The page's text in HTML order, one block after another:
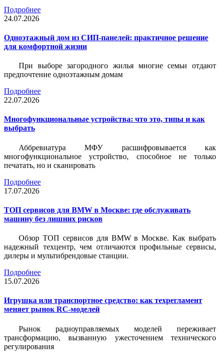
Подробнее
24.07.2026
Одноэтажный дом из СИП-панелей: практичное решение
для комфортной жизни
При выборе загородного жилья многие семьи отдают
предпочтение одноэтажным домам
Подробнее
22.07.2026
Многофункциональные устройства: что это, типы и как
выбрать
Аббревиатура МФУ расшифровывается как
многофункциональное устройство, способное не только
печатать, но и сканировать
Подробнее
17.07.2026
ТОП сервисов для BMW в Москве: где обслуживать
машину без лишних рисков
Обзор ТОП сервисов для BMW в Москве. Как выбрать
надежный техцентр, чем отличаются профильные сервисы,
дилеры и мультибрендовые станции.
Подробнее
15.07.2026
Игрушка или транспортное средство: как техрегламент
меняет рынок RC-моделей
Рынок радиоуправляемых моделей переживает
трансформацию, вызванную ужесточением технического
регулирования